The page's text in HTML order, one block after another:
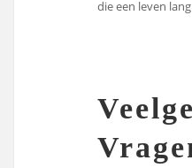
die een leven